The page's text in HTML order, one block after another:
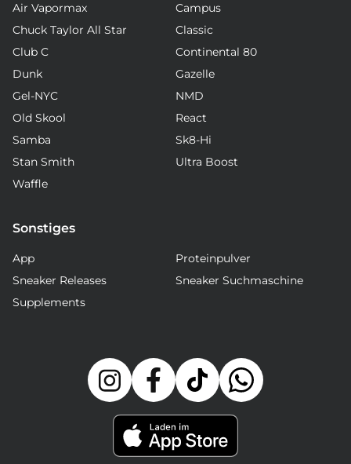
Air Vapormax
Campus
Chuck Taylor All Star
Classic
Club C
Continental 80
Dunk
Gazelle
Gel-NYC
NMD
Old Skool
React
Samba
Sk8-Hi
Stan Smith
Ultra Boost
Waffle
Sonstiges
App
Proteinpulver
Sneaker Releases
Sneaker Suchmaschine
Supplements